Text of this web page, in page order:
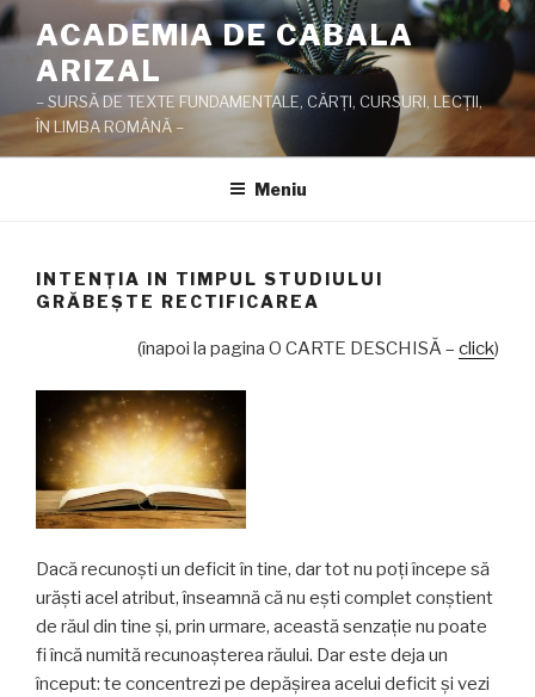
Sari
la
conținut
ACADEMIA DE CABALA
ARIZAL
– SURSĂ DE TEXTE FUNDAMENTALE, CĂRŢI, CURSURI, LECŢII,
ÎN LIMBA ROMÂNĂ –
Meniu
INTENŢIA IN TIMPUL STUDIULUI
GRĂBEŞTE RECTIFICAREA
(înapoi la pagina O CARTE DESCHISĂ – click)
Dacă recunoști un deficit în tine, dar tot nu poţi începe să
urăşti acel atribut, înseamnă că nu eşti complet conștient
de răul din tine și, prin urmare, această senzație nu poate
fi încă numită recunoașterea răului. Dar este deja un
început: te concentrezi pe depășirea acelui deficit și vezi